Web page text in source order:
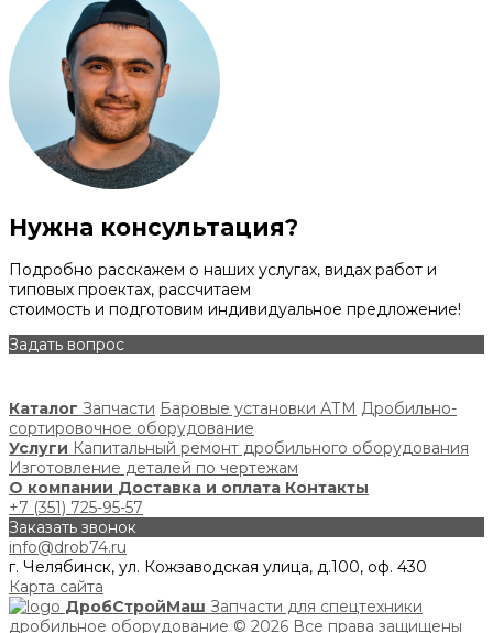
Нужна консультация?
Подробно расскажем о наших услугах, видах работ и
типовых проектах, рассчитаем
стоимость и подготовим индивидуальное предложение!
Задать вопрос
Каталог Запчасти Баровые установки АТМ Дробильно-
сортировочное оборудование
Услуги Капитальный ремонт дробильного оборудования
Изготовление деталей по чертежам
О компании Доставка и оплата Контакты
+7 (351) 725-95-57
Заказать звонок
info@drob74.ru
г. Челябинск, ул. Кожзаводская улица, д.100, оф. 430
Карта сайта
ДробСтройМаш Запчасти для спецтехники
дробильное оборудование © 2026 Все права защищены